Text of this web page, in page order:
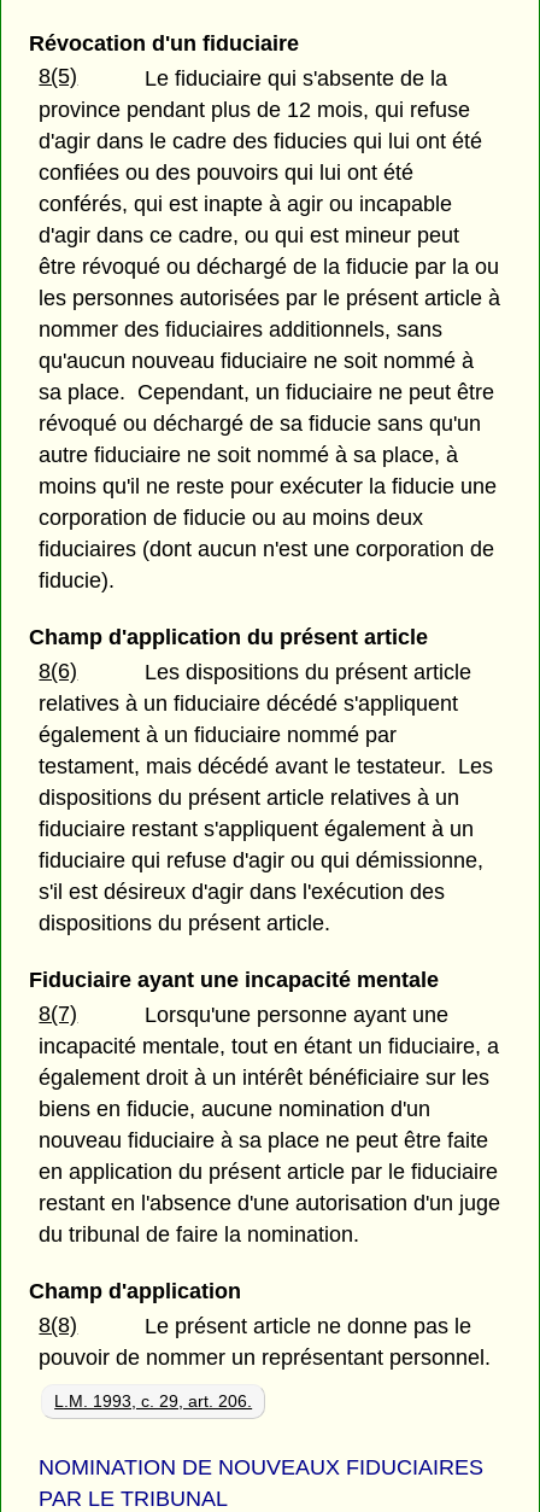
Révocation d'un fiduciaire
8(5)
Le fiduciaire qui s'absente de la
province pendant plus de 12 mois, qui refuse
d'agir dans le cadre des fiducies qui lui ont été
confiées ou des pouvoirs qui lui ont été
conférés, qui est inapte à agir ou incapable
d'agir dans ce cadre, ou qui est mineur peut
être révoqué ou déchargé de la fiducie par la ou
les personnes autorisées par le présent article à
nommer des fiduciaires additionnels, sans
qu'aucun nouveau fiduciaire ne soit nommé à
sa place. Cependant, un fiduciaire ne peut être
révoqué ou déchargé de sa fiducie sans qu'un
autre fiduciaire ne soit nommé à sa place, à
moins qu'il ne reste pour exécuter la fiducie une
corporation de fiducie ou au moins deux
fiduciaires (dont aucun n'est une corporation de
fiducie).
Champ d'application du présent article
8(6)
Les dispositions du présent article
relatives à un fiduciaire décédé s'appliquent
également à un fiduciaire nommé par
testament, mais décédé avant le testateur. Les
dispositions du présent article relatives à un
fiduciaire restant s'appliquent également à un
fiduciaire qui refuse d'agir ou qui démissionne,
s'il est désireux d'agir dans l'exécution des
dispositions du présent article.
Fiduciaire ayant une incapacité mentale
8(7)
Lorsqu'une personne ayant une
incapacité mentale, tout en étant un fiduciaire, a
également droit à un intérêt bénéficiaire sur les
biens en fiducie, aucune nomination d'un
nouveau fiduciaire à sa place ne peut être faite
en application du présent article par le fiduciaire
restant en l'absence d'une autorisation d'un juge
du tribunal de faire la nomination.
Champ d'application
8(8)
Le présent article ne donne pas le
pouvoir de nommer un représentant personnel.
L.M. 1993, c. 29, art. 206.
NOMINATION DE NOUVEAUX FIDUCIAIRES
PAR LE TRIBUNAL